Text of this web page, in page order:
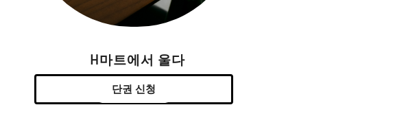
H마트에서 울다
단권 신청